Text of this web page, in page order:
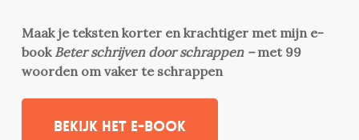
Maak je teksten korter en krachtiger met mijn e-
book Beter schrijven door schrappen –met 99
woorden om vaker te schrappen
Bekijk het e-book